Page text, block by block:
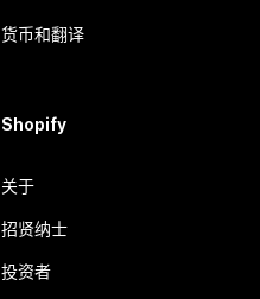
货币和翻译
Shopify
关于
招贤纳士
投资者